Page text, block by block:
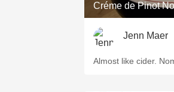
Créme de Pinot
Jenn Maer
Almost like cider.